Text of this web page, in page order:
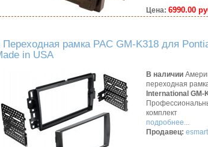
Цена: 6990.00
Переходная рамка PAC GM-K318 для
in USA
В наличии
переходная
International GM-
комплект
подробнее...
Продавец: